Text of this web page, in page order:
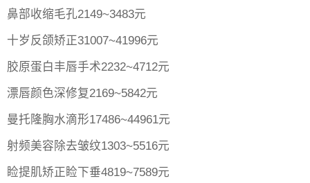
鼻部收缩毛孔2149~3483元
十岁反颌矫正31007~41996元
胶原蛋白丰唇手术2232~4712元
漂唇颜色深修复2169~5842元
曼托隆胸水滴形17486~44961元
射频美容除去皱纹1303~5516元
睑提肌矫正睑下垂4819~7589元